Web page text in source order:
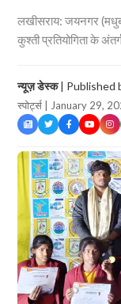
लखीसराय: जयनगर
कुश्ती प्रतियोगिता के
न्यूज़ डेस्क| Published
स्पोर्ट्स | January 29,